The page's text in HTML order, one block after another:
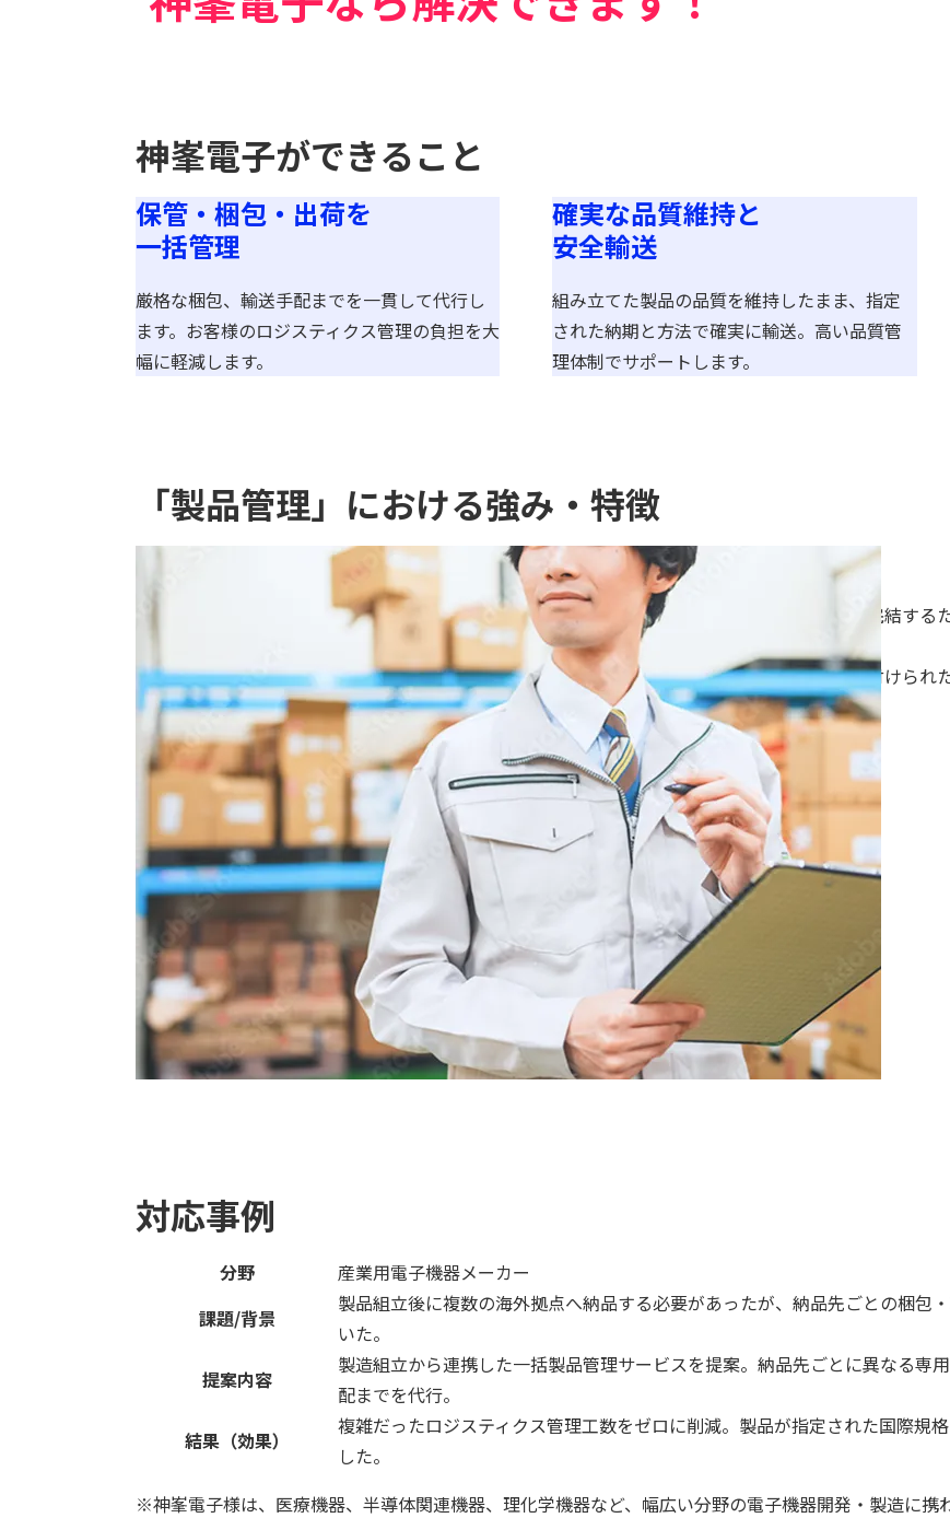
神峯電子ができること
保管・梱包・出荷を
一括管理
厳格な梱包、輸送手配までを一貫して代行し
ます。お客様のロジスティクス管理の負担を大
幅に軽減します。
確実な品質維持と
安全輸送
組み立てた製品の品質を維持したまま、指定
された納期と方法で確実に輸送。高い品質管
理体制でサポートします。
「製品管理」における強み・特徴
管理コストを削減する体制
開発・設計から最終製品管理まで一社で完結す
し、お客様の業務を簡略化します。
医療機器製造業登録（一部登録）にも裏付けら
輸送を実現します。
対応事例
分野
産業用電子機器メーカー
課題/背景
製品組立後に複数の海外拠点へ納品する必要があったが、納品先ごとの梱包
いた。
提案内容
製造組立から連携した一括製品管理サービスを提案。納品先ごとに異なる専
配までを代行。
結果（効果）
複雑だったロジスティクス管理工数をゼロに削減。製品が指定された国際規
した。
※神峯電子様は、医療機器、半導体関連機器、理化学機器など、幅広い分野の電子機器開発・製造に携